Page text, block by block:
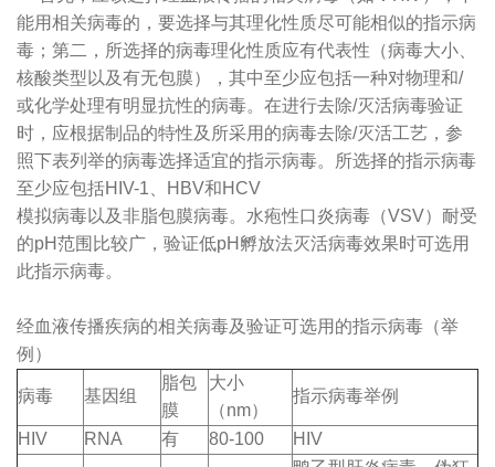
能用相关病毒的，要选择与其理化性质尽可能相似的指示病
毒；第二，所选择的病毒理化性质应有代表性（病毒大小、
核酸类型以及有无包膜），其中至少应包括一种对物理和/
或化学处理有明显抗性的病毒。在进行去除/灭活病毒验证
时，应根据制品的特性及所采用的病毒去除/灭活工艺，参
照下表列举的病毒选择适宜的指示病毒。所选择的指示病毒
至少应包括HIV-1、HBV和HCV
模拟病毒以及非脂包膜病毒。水疱性口炎病毒（VSV）耐受
的pH范围比较广，验证低pH孵放法灭活病毒效果时可选用
此指示病毒。
经血液传播疾病的相关病毒及验证可选用的指示病毒（举
例）
病毒 基因组
脂包
膜
大小
（nm）
指示病毒举例
HIV RNA 有 80-100
HIV